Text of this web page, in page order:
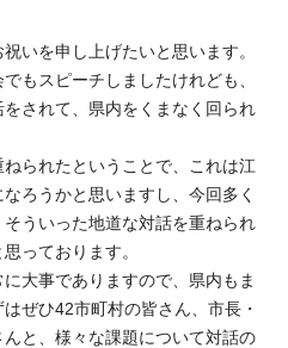
いを申し上げたいと思います。
もスピーチしましたけれども、
されて、県内をくまなく回られ
られたということで、これは江
ろうかと思いますし、今回多く
ういった地道な対話を重ねられ
っております。
大事でありますので、県内もま
ぜひ42市町村の皆さん、市長・
と、様々な課題について対話の